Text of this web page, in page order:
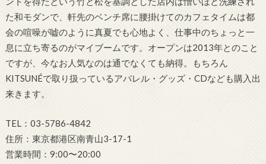
た和モダンで、軒先のベンチ席に腰掛けてのカフェタイムは都
会の喧噪が嘘のように真夏でも心地よく、仕事中のちょっと一
息に立ち寄るのがマイブームです。オープンは2013年とのこと
ですが、今なお人気なのは通でなくても納得。もちろん
KITSUNÉで取り扱っているアパレル・グッズ・CDなども購入出
来きます。
TEL：03-5786-4842
住所：東京都港区南青山3-17-1
営業時間：9:00〜20:00